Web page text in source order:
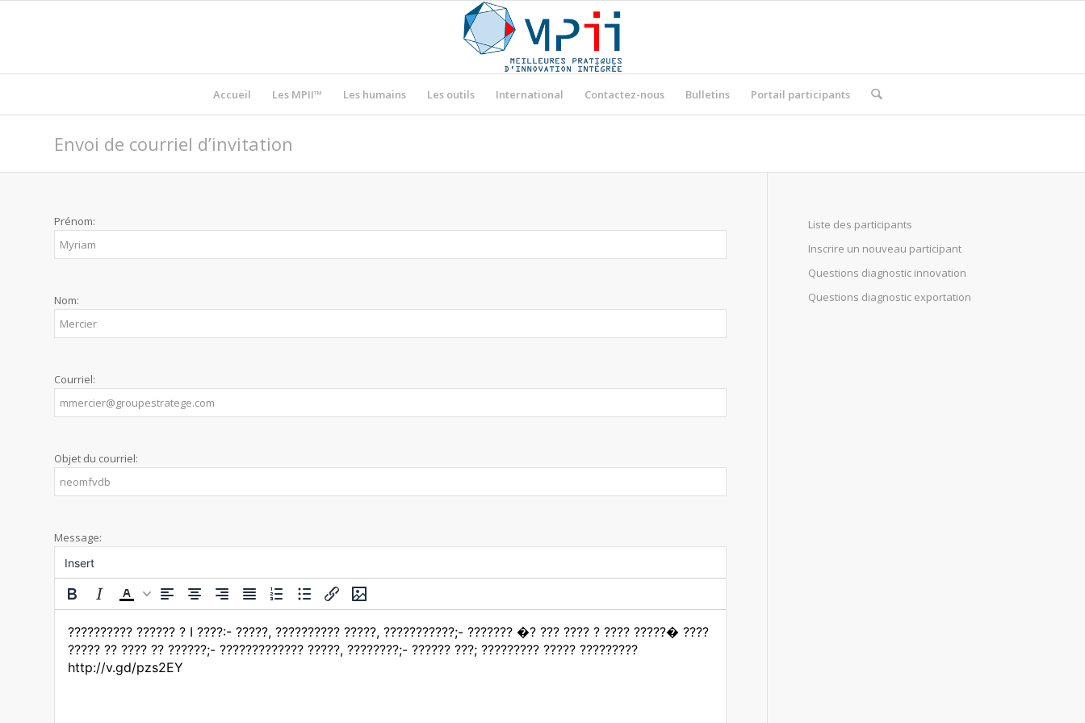
Accueil Les MPII™ Les humains Les outils International Contactez-nous Bulletins Portail participants
Envoi de courriel d’invitation
Prénom:
Nom:
Courriel:
Objet du courriel:
Message:
Insert
Liste des participants
Inscrire un nouveau participant
Questions diagnostic innovation
Questions diagnostic exportation